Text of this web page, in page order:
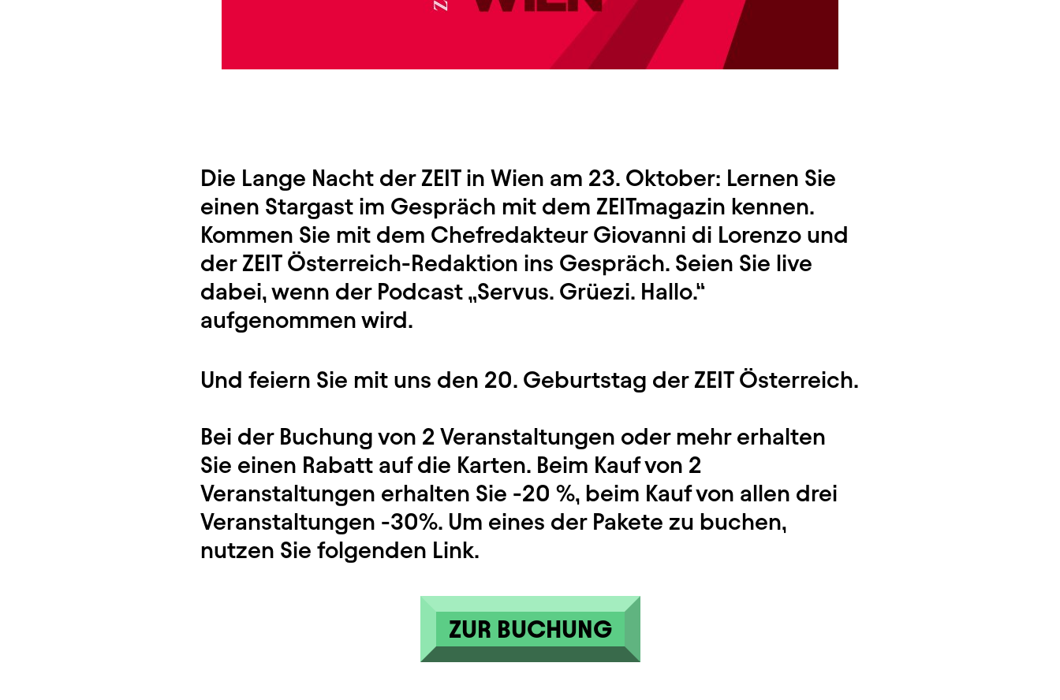
Die Lange Nacht der ZEIT in Wien am 23. Oktober: Lernen Sie
einen Stargast im Gespräch mit dem ZEITmagazin kennen.
Kommen Sie mit dem Chefredakteur Giovanni di Lorenzo und
der ZEIT Österreich-Redaktion ins Gespräch. Seien Sie live
dabei, wenn der Podcast „Servus. Grüezi. Hallo.“
aufgenommen wird.
Und feiern Sie mit uns den 20. Geburtstag der ZEIT Österreich.
Bei der Buchung von 2 Veranstaltungen oder mehr erhalten
Sie einen Rabatt auf die Karten. Beim Kauf von 2
Veranstaltungen erhalten Sie -20 %, beim Kauf von allen drei
Veranstaltungen -30%. Um eines der Pakete zu buchen,
nutzen Sie folgenden Link.
ZUR BUCHUNG